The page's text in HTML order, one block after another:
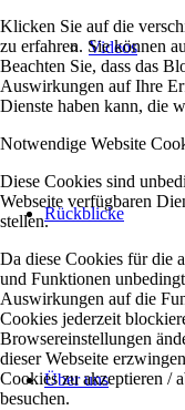
Videos
Rückblicke
Über uns
Klicken Sie auf die
zu erfahren. Sie können
Beachten Sie, dass das
Auswirkungen auf Ihre
Dienste haben kann, die
Notwendige Website
Diese Cookies sind
Webseite verfügbaren
stellen.
Da diese Cookies für die
und Funktionen
Auswirkungen auf die
Cookies jederzeit
Browsereinstellungen
dieser Webseite
Cookies zu akzeptieren /
besuchen.